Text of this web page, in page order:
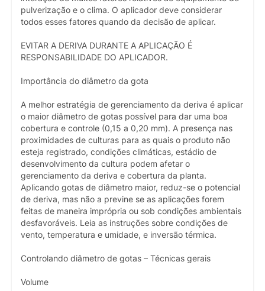
pulverização e o clima. O aplicador deve considerar
todos esses fatores quando da decisão de aplicar.
EVITAR A DERIVA DURANTE A APLICAÇÃO É
RESPONSABILIDADE DO APLICADOR.
Importância do diâmetro da gota
A melhor estratégia de gerenciamento da deriva é aplicar
o maior diâmetro de gotas possível para dar uma boa
cobertura e controle (0,15 a 0,20 mm). A presença nas
proximidades de culturas para as quais o produto não
esteja registrado, condições climáticas, estádio de
desenvolvimento da cultura podem afetar o
gerenciamento da deriva e cobertura da planta.
Aplicando gotas de diâmetro maior, reduz-se o potencial
de deriva, mas não a previne se as aplicações forem
feitas de maneira imprópria ou sob condições ambientais
desfavoráveis. Leia as instruções sobre condições de
vento, temperatura e umidade, e inversão térmica.
Controlando diâmetro de gotas – Técnicas gerais
Volume